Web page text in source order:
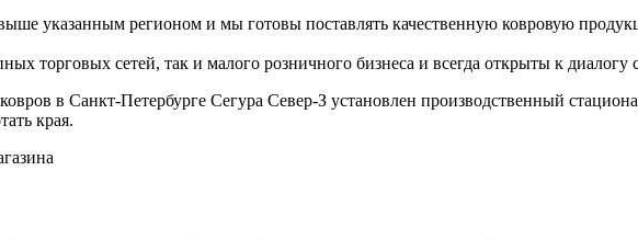
указанным регионом и мы готовы поставлять качественную ковровую
торговых сетей, так и малого розничного бизнеса и всегда открыты к
в Санкт-Петербурге Сегура Север-З установлен производственный
края.